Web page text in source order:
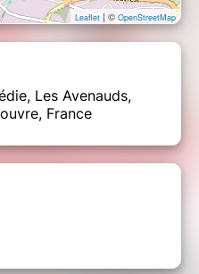
Leaflet | © OpenStreetMap
Les Avenauds,
France